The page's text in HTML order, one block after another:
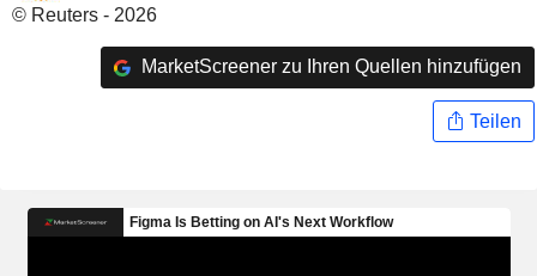
© Reuters - 2026
MarketScreener zu Ihren Quellen hinzufügen
Teilen